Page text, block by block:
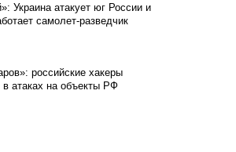
Украина атакует юг России и
самолет-разведчик
российские хакеры
атаках на объекты РФ